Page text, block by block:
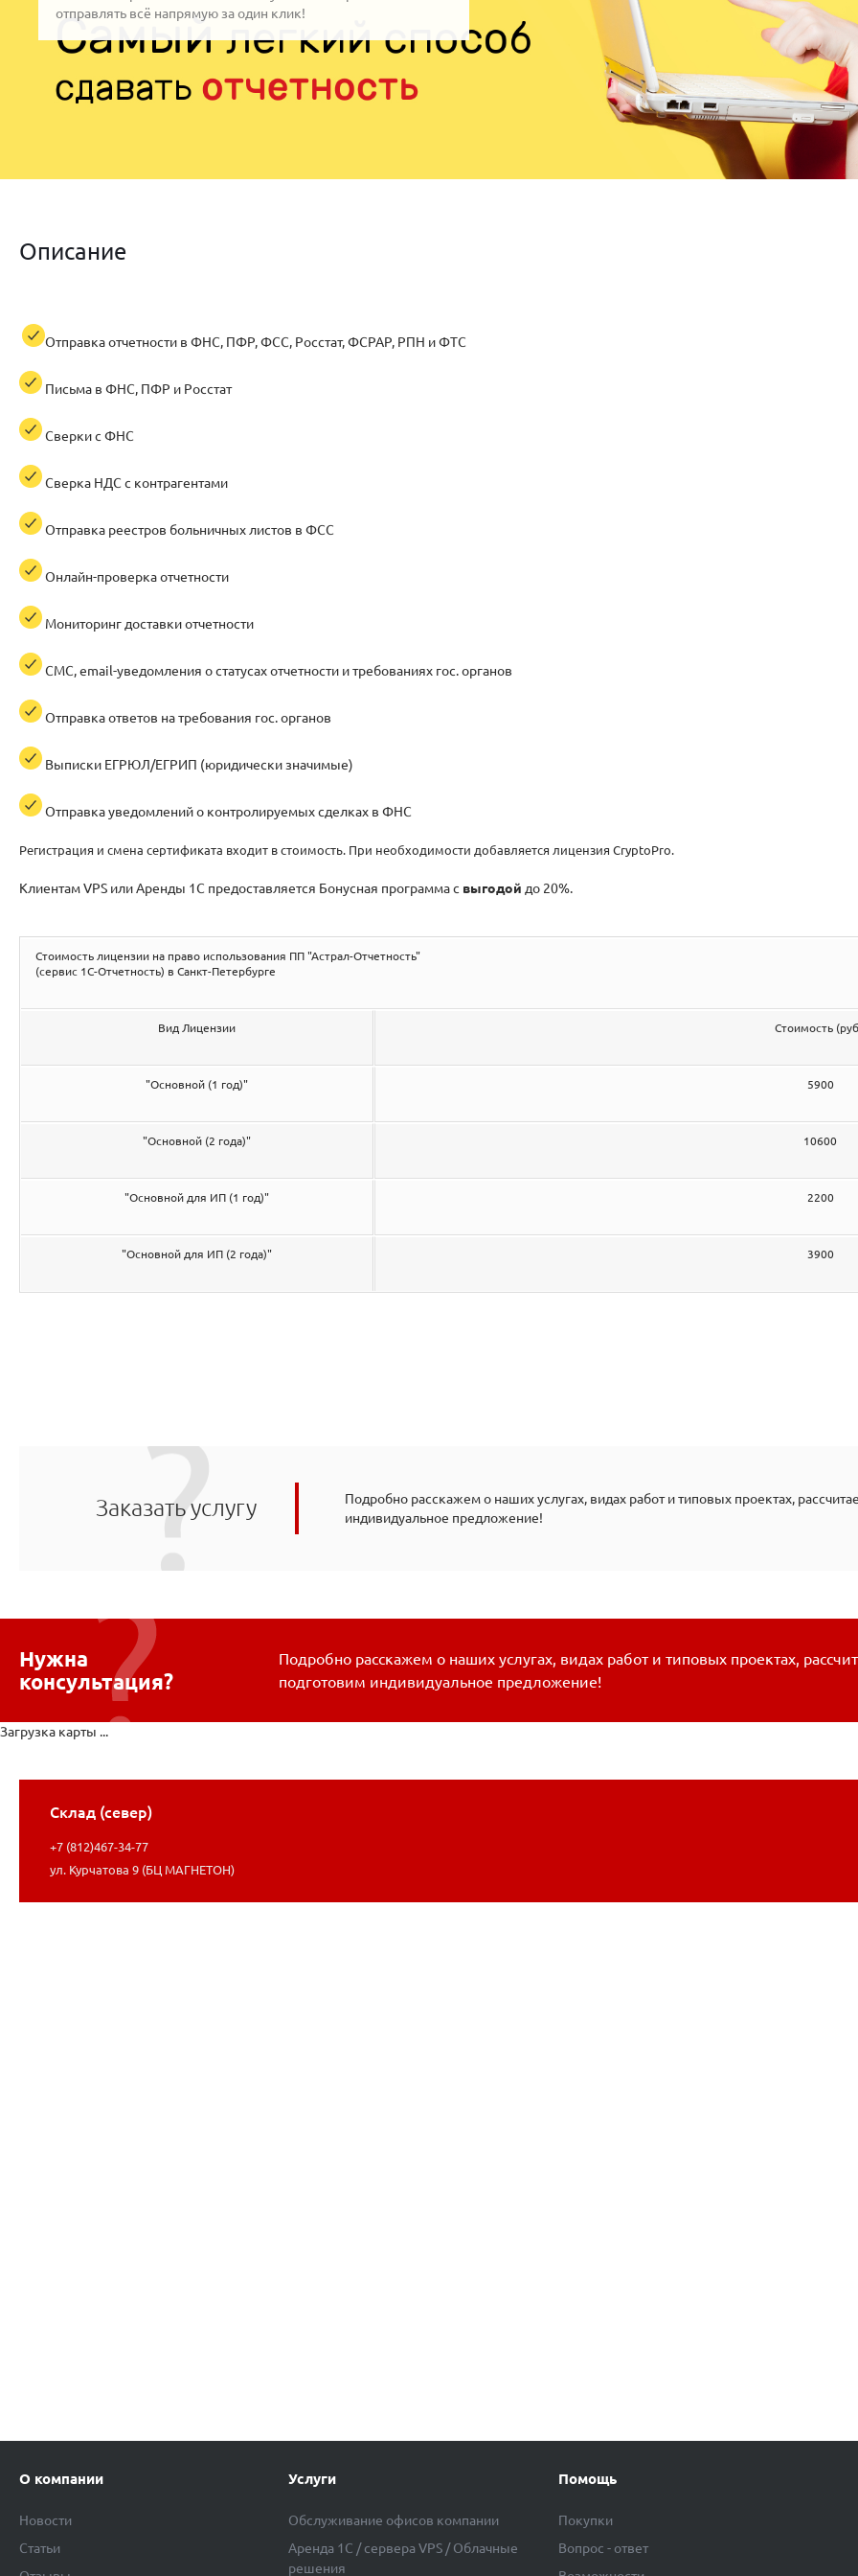
отправлять всё напрямую за один клик!
Описание
Отправка отчетности в ФНС, ПФР, ФСС, Росстат, ФСРАР, РПН и ФТС
Письма в ФНС, ПФР и Росстат
Сверки с ФНС
Сверка НДС с контрагентами
Отправка реестров больничных листов в ФСС
Онлайн-проверка отчетности
Мониторинг доставки отчетности
СМС, email-уведомления о статусах отчетности и требованиях гос. органов
Отправка ответов на требования гос. органов
Выписки ЕГРЮЛ/ЕГРИП (юридически значимые)
Отправка уведомлений о контролируемых сделках в ФНС
Регистрация и смена сертификата входит в стоимость. При необходимости добавляется лицензия CryptoPro.
Клиентам VPS или Аренды 1С предоставляется Бонусная программа с выгодой до 20%.
Стоимость лицензии на право использования ПП "Астрал-Отчетность"
(сервис 1С-Отчетность) в Санкт-Петербурге
Вид Лицензии Стоимость
"Основной (1 год)" 5900
"Основной (2 года)" 10600
"Основной для ИП (1 год)" 2200
"Основной для ИП (2 года)" 3900
Заказать услугу
Подробно расскажем о наших услугах, видах работ и типовых проектах,
индивидуальное предложение!
Нужна
консультация?
Подробно расскажем о наших услугах, видах работ и типовых проектах,
подготовим индивидуальное предложение!
Склад (север)
+7 (812)467-34-77
ул. Курчатова 9 (БЦ МАГНЕТОН)
Загрузка карты ...
О компании
Новости
Статьи
Услуги
Обслуживание офисов компании
Аренда 1C / сервера VPS / Облачные
решения
Помощь
Покупки
Вопрос - ответ